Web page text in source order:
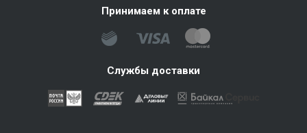
Принимаем к оплате
Службы доставки